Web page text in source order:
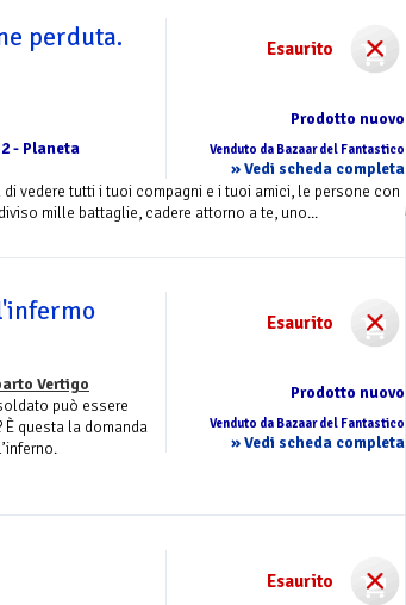
Esaurito
Prodotto nuovo
Venduto da Bazaar del Fantastico
» Vedi scheda completa
perduta.
- Planeta
vedere tutti i tuoi compagni e i tuoi amici, le persone con
mille battaglie, cadere attorno a te, uno...
Esaurito
Prodotto nuovo
Venduto da Bazaar del Fantastico
» Vedi scheda completa
Vertigo
può essere
questa la domanda
Esaurito